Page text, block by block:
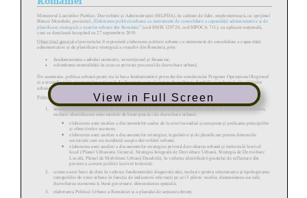
View in Full Screen